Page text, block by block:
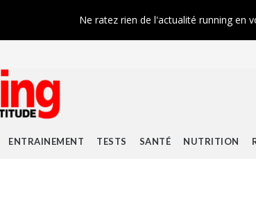
ENTRAINEMENT TESTS SANTÉ NUTRITION
Ne ratez rien de l'actualité running en